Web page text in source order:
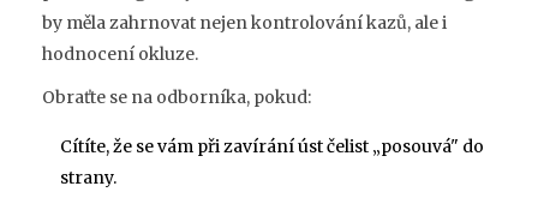
by měla zahrnovat nejen kontrolování kazů, ale i
hodnocení okluze.
Obraťte se na odborníka, pokud:
Cítíte, že se vám při zavírání úst čelist „posouvá" do
strany.